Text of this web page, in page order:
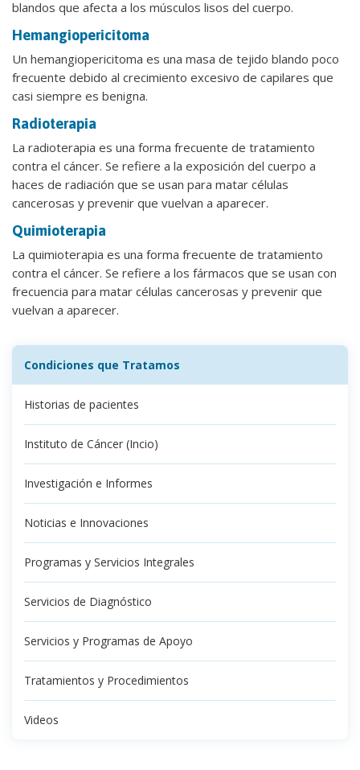
blandos que afecta a los músculos lisos del cuerpo.
Hemangiopericitoma
Un hemangiopericitoma es una masa de tejido blando poco
frecuente debido al crecimiento excesivo de capilares que
casi siempre es benigna.
Radioterapia
La radioterapia es una forma frecuente de tratamiento
contra el cáncer. Se refiere a la exposición del cuerpo a
haces de radiación que se usan para matar células
cancerosas y prevenir que vuelvan a aparecer.
Quimioterapia
La quimioterapia es una forma frecuente de tratamiento
contra el cáncer. Se refiere a los fármacos que se usan con
frecuencia para matar células cancerosas y prevenir que
vuelvan a aparecer.
Condiciones que Tratamos
Historias de pacientes
Instituto de Cáncer (Incio)
Investigación e Informes
Noticias e Innovaciones
Programas y Servicios Integrales
Servicios de Diagnóstico
Servicios y Programas de Apoyo
Tratamientos y Procedimientos
Videos